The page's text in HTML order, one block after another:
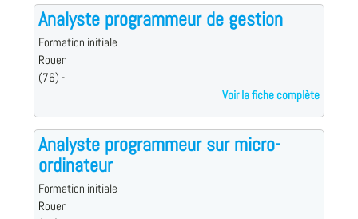
Analyste programmeur de gestion
Formation initiale
Rouen
(76) -
Voir la fiche complète
Analyste programmeur sur micro-
ordinateur
Formation initiale
Rouen